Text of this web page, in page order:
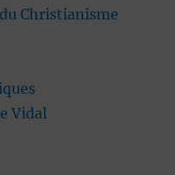
Christianisme
Vidal